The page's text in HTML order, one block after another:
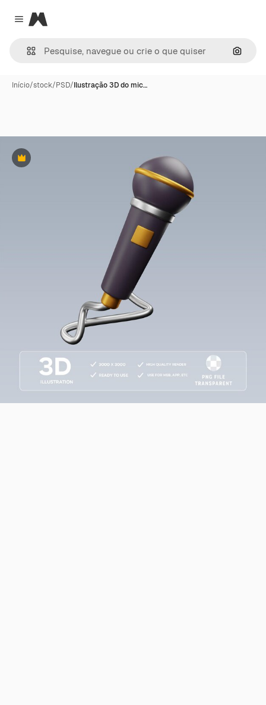
Close menu
Magnific
Início/stock/PSD/Ilustração 3D do mic…
Premium